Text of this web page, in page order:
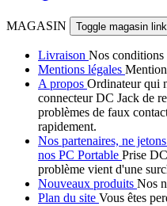
MAGASIN Toggle magasin
Livraison Nos conditions
Mentions légales
A propos Ordinateur qui
connecteur DC Jack de
problèmes de faux
rapidement.
Nos partenaires, ne
nos PC Portable Prise
problème vient d'une
Nouveaux produits Nos
Plan du site Vous êtes